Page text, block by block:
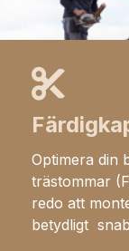
Optimera din
trästommar
redo att
betydligt